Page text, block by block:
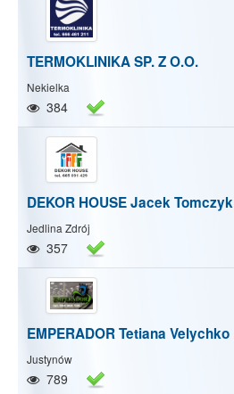
TERMOKLINIKA SP. Z O.O.
Nekielka
384
DEKOR HOUSE Jacek Tomczyk
Jedlina Zdrój
357
EMPERADOR Tetiana Velychko
Justynów
789